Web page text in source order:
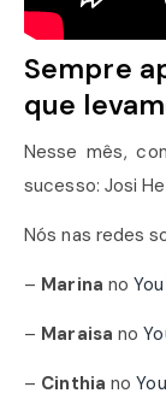
Sempre
que
Nesse mês, compartilhamos dicas com uma convidada
sucesso: Josi
Nós nas redes
– Marina no
– Maraisa no
– Cinthia no